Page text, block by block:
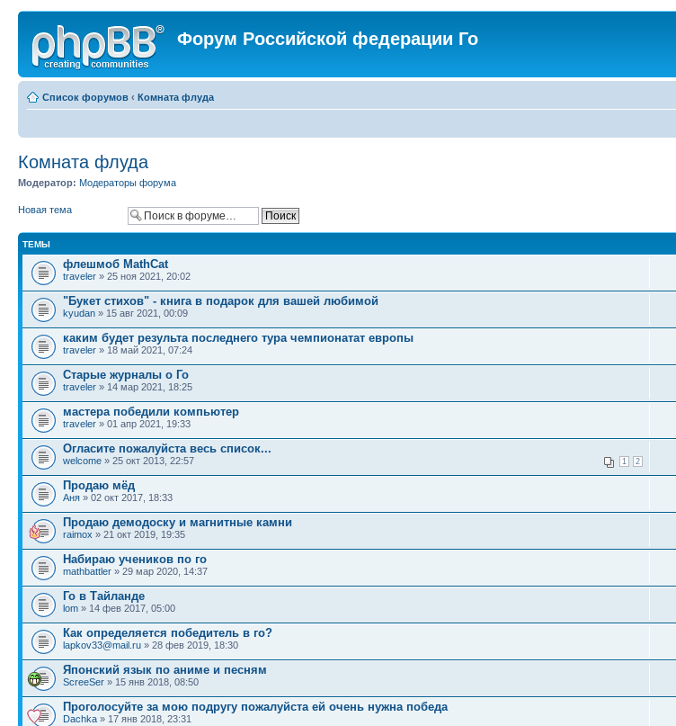
Форум Российской федерации Го
Список форумов ‹ Комната флуда
Комната флуда
Модератор: Модераторы форума
Новая тема
ТЕМЫ
флешмоб MathCat
traveler » 25 ноя 2021, 20:02
"Букет стихов" - книга в подарок для вашей любимой
kyudan » 15 авг 2021, 00:09
каким будет результа последнего тура чемпионатат европы
traveler » 18 май 2021, 07:24
Старые журналы о Го
traveler » 14 мар 2021, 18:25
мастера победили компьютер
traveler » 01 апр 2021, 19:33
Огласите пожалуйста весь список...
1 2
welcome » 25 окт 2013, 22:57
Продаю мёд
Аня » 02 окт 2017, 18:33
Продаю демодоску и магнитные камни
raimox » 21 окт 2019, 19:35
Набираю учеников по го
mathbattler » 29 мар 2020, 14:37
Го в Тайланде
lom » 14 фев 2017, 05:00
Как определяется победитель в го?
lapkov33@mail.ru » 28 фев 2019, 18:30
Японский язык по аниме и песням
ScreeSer » 15 янв 2018, 08:50
Проголосуйте за мою подругу пожалуйста ей очень нужна победа
Dachka » 17 янв 2018, 23:31